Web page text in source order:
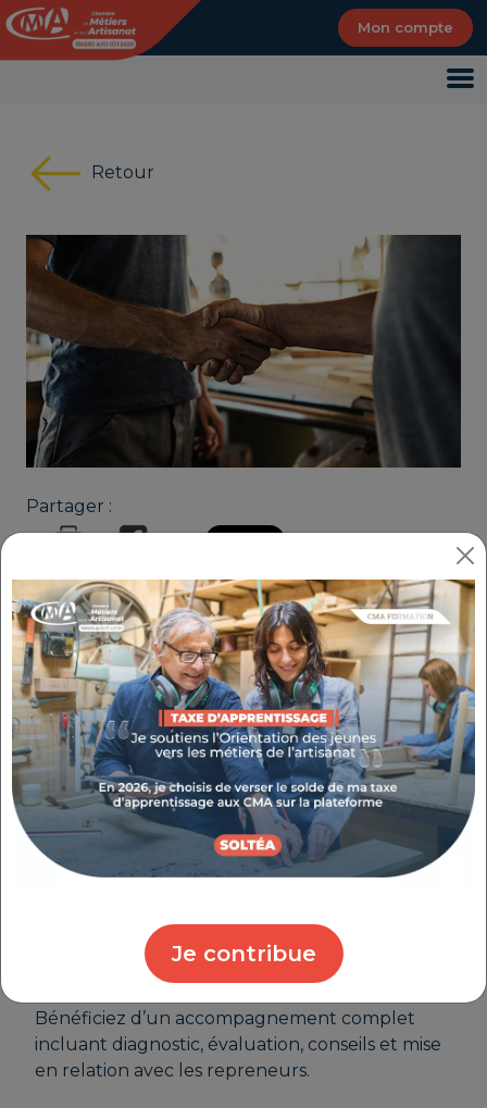
Mon compte
Je contribue
Retour
Partager :
RÉUSSIR MON PROJET DE
TRANSMISSION
RÉFÉRENCE : 7.1.1
THÉMATIQUE : TRANSMETTRE MON ENTREPRISE
Notre service
Bénéficiez d’un accompagnement complet
incluant diagnostic, évaluation, conseils et mise
en relation avec les repreneurs.
Panneau de gestion des cookies